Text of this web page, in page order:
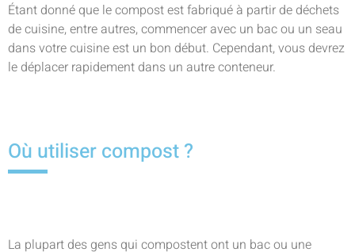
Étant donné que le compost est fabriqué à partir de déchets
de cuisine, entre autres, commencer avec un bac ou un seau
dans votre cuisine est un bon début. Cependant, vous devrez
le déplacer rapidement dans un autre conteneur.
Où utiliser compost ?
La plupart des gens qui compostent ont un bac ou une